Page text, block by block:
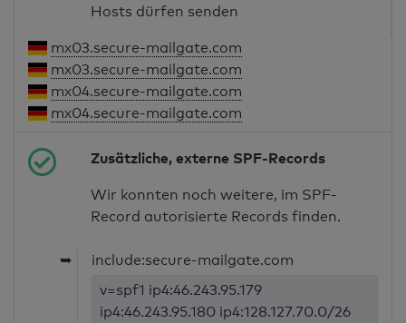
Hosts dürfen senden
mx03.secure-mailgate.com
mx03.secure-mailgate.com
mx04.secure-mailgate.com
mx04.secure-mailgate.com
Zusätzliche, externe SPF-Records
Wir konnten noch weitere, im SPF-
Record autorisierte Records finden.
➥
include:secure-mailgate.com
v=spf1 ip4:46.243.95.179
ip4:46.243.95.180 ip4:128.127.70.0/26